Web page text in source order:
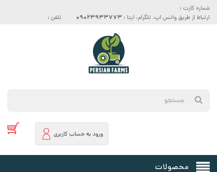
شماره کارت :
ارتباط از طریق واتس اپ، تلگرام، ایتا : 09023933773 تلفن :
ورود به حساب کاربری
محصولات